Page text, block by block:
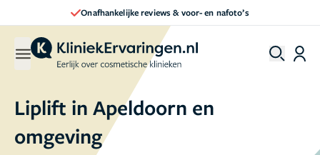
Onafhankelijke reviews & voor- en nafoto’s
Liplift in Apeldoorn en
omgeving